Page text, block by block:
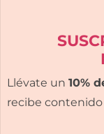
Llévate un 10%
recibe contenido